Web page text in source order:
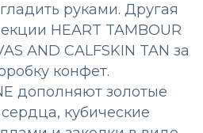
руками. Другая
HEART TAMBOUR
AND CALFSKIN TAN за
конфет.
дополняют золотые
кубические